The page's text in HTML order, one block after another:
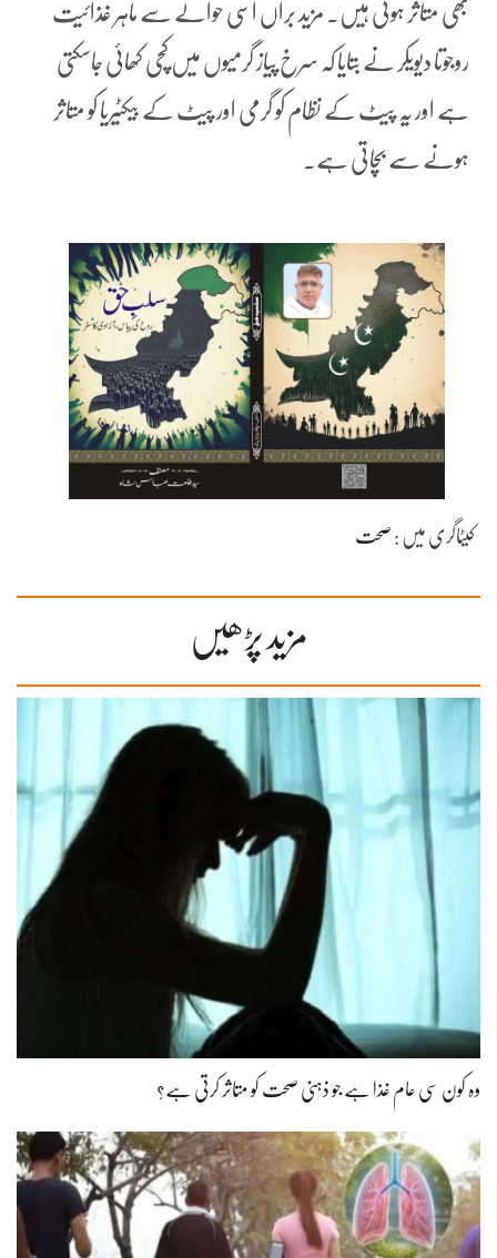
بھی متاثر ہوتی ہیں۔ مزید براں اسی حوالے سے ماہر غذائیت
روجوتا دیویکر نے بتایا کہ سرخ پیاز گرمیوں میں کچی کھائی جاسکتی
ہے اور یہ پیٹ کے نظام کو گرمی اور پیٹ کے بیکٹیریا کو متاثر
ہونے سے بچاتی ہے۔
کیٹاگری میں : صحت
مزید پڑھیں
وہ کون سی عام غذا ہے جو ذہنی صحت کو متاثر کرتی ہے؟